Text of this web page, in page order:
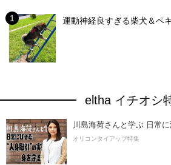
運動神経良すぎる柴犬＆ペ
eltha イチオシ
川島海荷さんと学ぶ 日常
オリコンタイアップ特集